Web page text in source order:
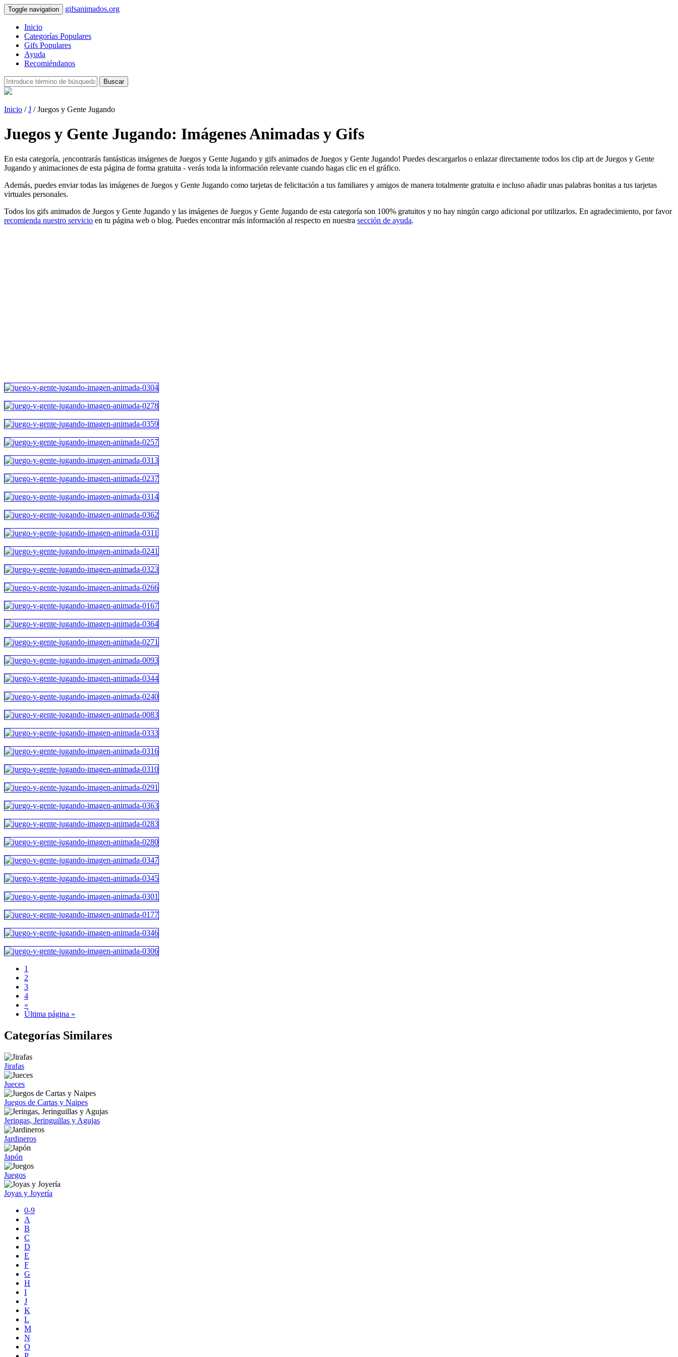
Toggle navigation gifsanimados.org
Inicio
Categorías Populares
Gifs Populares
Ayuda
Recomiéndanos
Buscar
Inicio /J / Juegos y Gente Jugando
Juegos y Gente Jugando: Imágenes Animadas y Gifs
En esta categoría, ¡encontrarás fantásticas imágenes de Juegos y Gente Jugando y gifs animados de Juegos y Gente Jugando! Puedes descargarlos o enlazar directamente todos los clip art de Juegos y Gente
Jugando y animaciones de esta página de forma gratuita - verás toda la información relevante cuando hagas clic en el gráfico.
Además, puedes enviar todas las imágenes de Juegos y Gente Jugando como tarjetas de felicitación a tus familiares y amigos de manera totalmente gratuita e incluso añadir unas palabras bonitas a tus tarjetas
virtuales personales.
Todos los gifs animados de Juegos y Gente Jugando y las imágenes de Juegos y Gente Jugando de esta categoría son 100% gratuitos y no hay ningún cargo adicional por utilizarlos. En agradecimiento, por favor
recomienda nuestro servicio en tu página web o blog. Puedes encontrar más información al respecto en nuestra sección de ayuda.
1
2
3
4
»
Última página »
Categorías Similares
Jirafas
Jueces
Juegos de Cartas y Naipes
Jeringas, Jeringuillas y Agujas
Jardineros
Japón
Juegos
Joyas y Joyería
0-9
A
B
C
D
E
F
G
H
I
J
K
L
M
N
O